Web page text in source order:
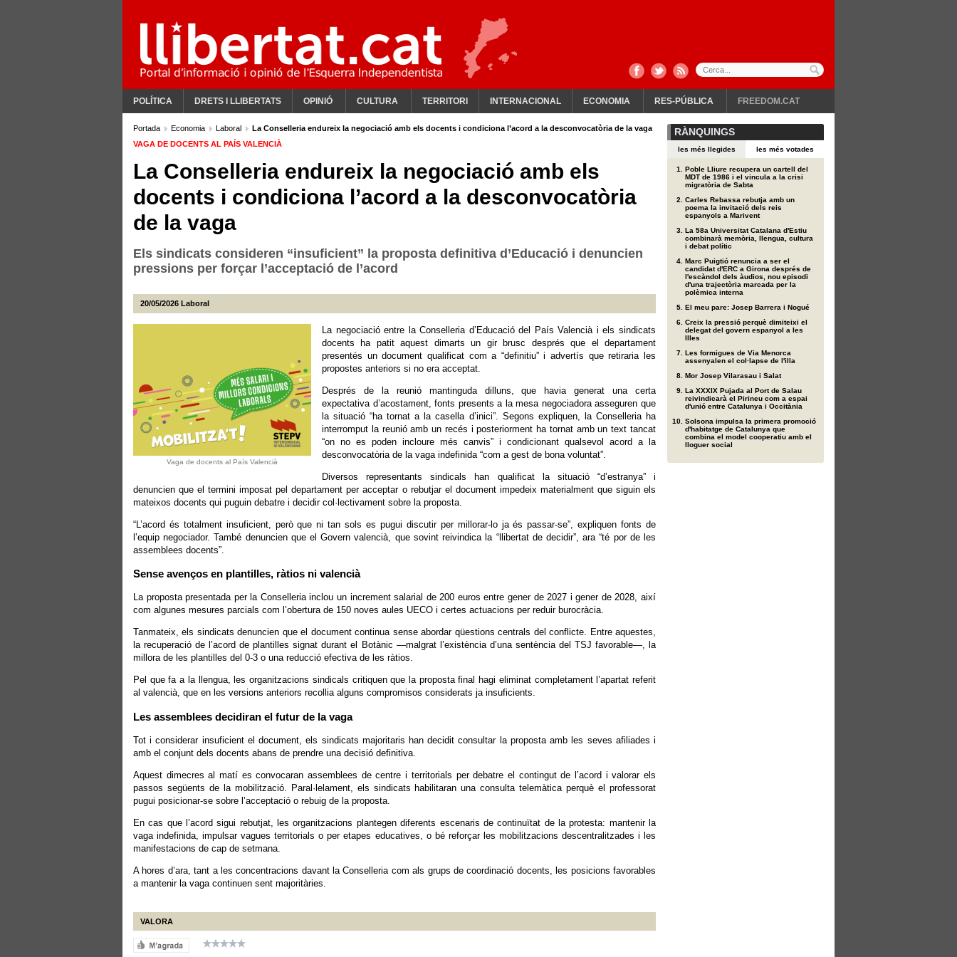
POLÍTICA DRETS I LLIBERTATS OPINIÓ CULTURA TERRITORI INTERNACIONAL ECONOMIA RES-PÚBLICA FREEDOM.CAT
Portada Economia Laboral
La Conselleria endureix la negociació amb els docents i condiciona l’acord a la desconvocatòria de la vaga
VAGA DE DOCENTS AL PAÍS VALENCIÀ
La Conselleria endureix la negociació amb els
docents i condiciona l’acord a la desconvocatòria
de la vaga
Els sindicats consideren “insuficient” la proposta definitiva d’Educació i denuncien
pressions per forçar l’acceptació de l’acord
20/05/2026 Laboral
Vaga de docents al País Valencià
La negociació entre la Conselleria d’Educació del País Valencià i els sindicats
docents ha patit aquest dimarts un gir brusc després que el departament
presentés un document qualificat com a “definitiu” i advertís que retiraria les
propostes anteriors si no era acceptat.
Després de la reunió mantinguda dilluns, que havia generat una certa
expectativa d’acostament, fonts presents a la mesa negociadora asseguren que
la situació “ha tornat a la casella d’inici”. Segons expliquen, la Conselleria ha
interromput la reunió amb un recés i posteriorment ha tornat amb un text tancat
“on no es poden incloure més canvis” i condicionant qualsevol acord a la
desconvocatòria de la vaga indefinida “com a gest de bona voluntat”.
Diversos representants sindicals han qualificat la situació “d’estranya” i
denuncien que el termini imposat pel departament per acceptar o rebutjar el document impedeix materialment que siguin els
mateixos docents qui puguin debatre i decidir col·lectivament sobre la proposta.
“L’acord és totalment insuficient, però que ni tan sols es pugui discutir per millorar-lo ja és passar-se”, expliquen fonts de
l’equip negociador. També denuncien que el Govern valencià, que sovint reivindica la “llibertat de decidir”, ara “té por de les
assemblees docents”.
Sense avenços en plantilles, ràtios ni valencià
La proposta presentada per la Conselleria inclou un increment salarial de 200 euros entre gener de 2027 i gener de 2028, així
com algunes mesures parcials com l’obertura de 150 noves aules UECO i certes actuacions per reduir burocràcia.
Tanmateix, els sindicats denuncien que el document continua sense abordar qüestions centrals del conflicte. Entre aquestes,
la recuperació de l’acord de plantilles signat durant el Botànic —malgrat l’existència d’una sentència del TSJ favorable—, la
millora de les plantilles del 0-3 o una reducció efectiva de les ràtios.
Pel que fa a la llengua, les organitzacions sindicals critiquen que la proposta final hagi eliminat completament l’apartat referit
al valencià, que en les versions anteriors recollia alguns compromisos considerats ja insuficients.
Les assemblees decidiran el futur de la vaga
Tot i considerar insuficient el document, els sindicats majoritaris han decidit consultar la proposta amb les seves afiliades i
amb el conjunt dels docents abans de prendre una decisió definitiva.
Aquest dimecres al matí es convocaran assemblees de centre i territorials per debatre el contingut de l’acord i valorar els
passos següents de la mobilització. Paral·lelament, els sindicats habilitaran una consulta telemàtica perquè el professorat
pugui posicionar-se sobre l’acceptació o rebuig de la proposta.
En cas que l’acord sigui rebutjat, les organitzacions plantegen diferents escenaris de continuïtat de la protesta: mantenir la
vaga indefinida, impulsar vagues territorials o per etapes educatives, o bé reforçar les mobilitzacions descentralitzades i les
manifestacions de cap de setmana.
A hores d’ara, tant a les concentracions davant la Conselleria com als grups de coordinació docents, les posicions favorables
a mantenir la vaga continuen sent majoritàries.
VALORA
RÀNQUINGS
les més llegides les més votades
Poble Lliure recupera un cartell del
MDT de 1986 i el vincula a la crisi
migratòria de Sabta
Carles Rebassa rebutja amb un
poema la invitació dels reis
espanyols a Marivent
La 58a Universitat Catalana d'Estiu
combinarà memòria, llengua, cultura
i debat polític
Marc Puigtió renuncia a ser el
candidat d'ERC a Girona després de
l'escàndol dels àudios, nou episodi
d'una trajectòria marcada per la
polèmica interna
El meu pare: Josep Barrera i Nogué
Creix la pressió perquè dimiteixi el
delegat del govern espanyol a les
Illes
Les formigues de Via Menorca
assenyalen el col·lapse de l'illa
Mor Josep Vilarasau i Salat
La XXXIX Pujada al Port de Salau
reivindicarà el Pirineu com a espai
d'unió entre Catalunya i Occitània
Solsona impulsa la primera promoció
d'habitatge de Catalunya que
combina el model cooperatiu amb el
lloguer social